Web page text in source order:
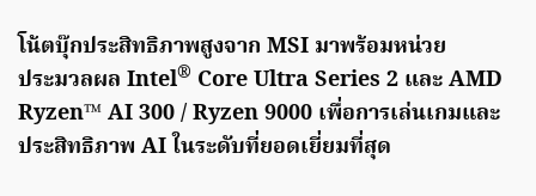
โน้ตบุ๊กประสิทธิภาพสูงจาก MSI มาพร้อมหน่วย
ประมวลผล Intel® Core Ultra Series 2 และAMD
Ryzen™ AI 300 / Ryzen 9000 เพื่อการเล่นเกมและ
ประสิทธิภาพ AIในระดับที่ยอดเยี่ยมที่สุด